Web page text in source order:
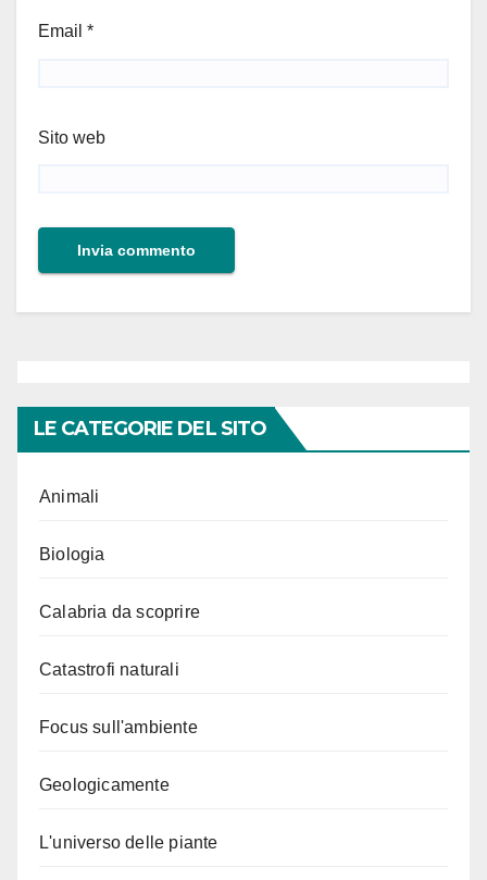
Email *
Sito web
LE CATEGORIE DEL SITO
Animali
Biologia
Calabria da scoprire
Catastrofi naturali
Focus sull'ambiente
Geologicamente
L'universo delle piante